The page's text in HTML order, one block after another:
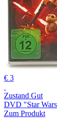
€ 3
Zustand Gut
DVD "Star
Zum Produkt